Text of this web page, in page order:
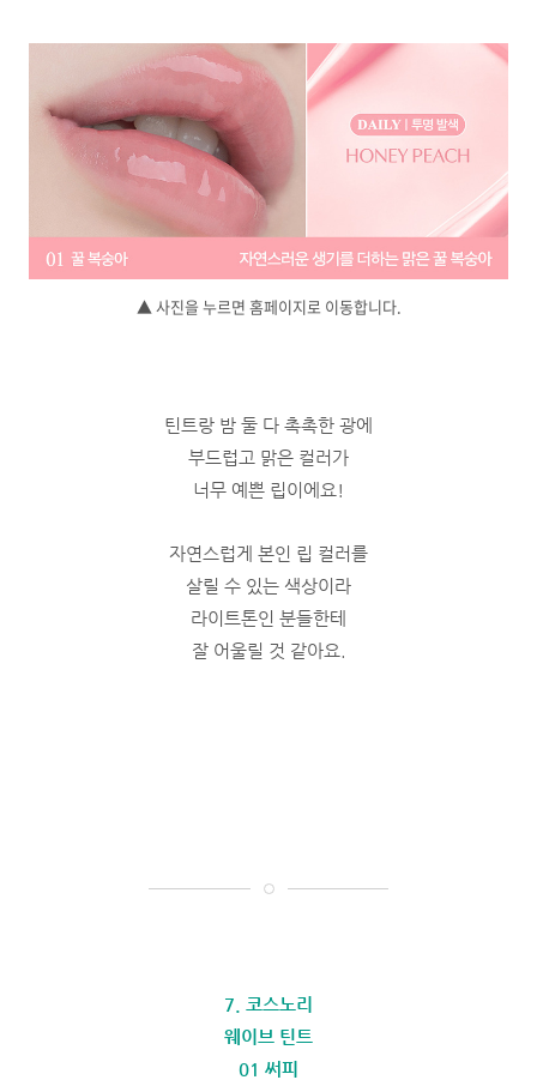
▲ 사진을 누르면 홈페이지로 이동합니다.
틴트랑 밤 둘 다 촉촉한 광에
부드럽고 맑은 컬러가
너무 예쁜 립이에요!
자연스럽게 본인 립 컬러를
살릴 수 있는 색상이라
라이트톤인 분들한테
잘 어울릴 것 같아요.
7. 코스노리
웨이브 틴트
01 써피